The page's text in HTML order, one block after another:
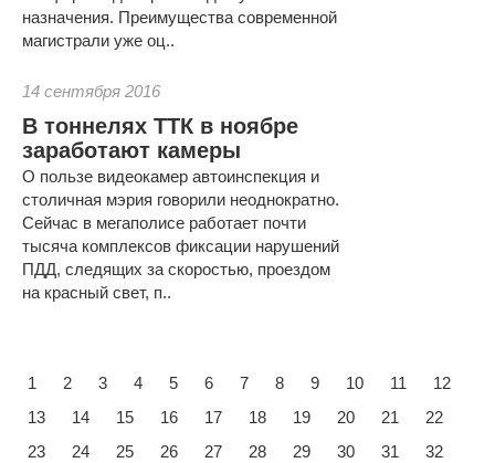
назначения. Преимущества современной
магистрали уже оц..
14 сентября 2016
В тоннелях ТТК в ноябре
заработают камеры
О пользе видеокамер автоинспекция и
столичная мэрия говорили неоднократно.
Сейчас в мегаполисе работает почти
тысяча комплексов фиксации нарушений
ПДД, следящих за скоростью, проездом
на красный свет, п..
1 2 3 4 5 6 7 8 9 10 11
12
13
14 15 16 17 18 19 20 21
22
23
24 25 26 27 28 29 30 31
32